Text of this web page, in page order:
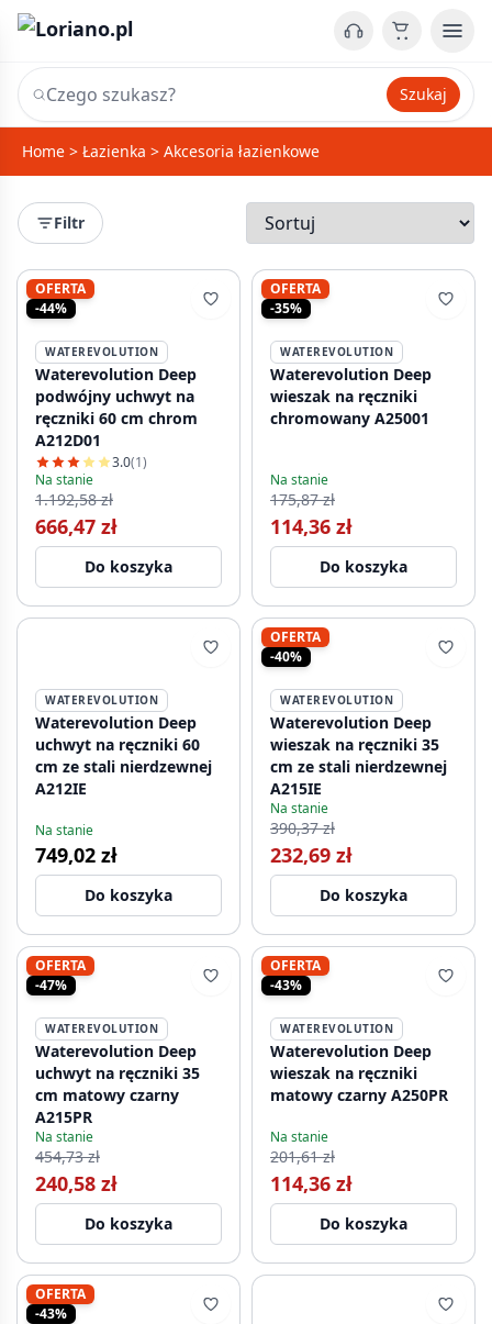
Szukaj
Home > Łazienka > Akcesoria łazienkowe
Filtr
OFERTA
-44%
WATEREVOLUTION
Waterevolution Deep
podwójny uchwyt na
ręczniki 60 cm chrom
A212D01
3.0(1)
Na stanie
1.192,58 zł
666,47 zł
Do koszyka
OFERTA
-35%
WATEREVOLUTION
Waterevolution Deep
wieszak na ręczniki
chromowany A25001
Na stanie
175,87 zł
114,36 zł
Do koszyka
WATEREVOLUTION
Waterevolution Deep
uchwyt na ręczniki 60
cm ze stali nierdzewnej
A212IE
Na stanie
749,02 zł
Do koszyka
OFERTA
-40%
WATEREVOLUTION
Waterevolution Deep
wieszak na ręczniki 35
cm ze stali nierdzewnej
A215IE
Na stanie
390,37 zł
232,69 zł
Do koszyka
OFERTA
-47%
WATEREVOLUTION
Waterevolution Deep
uchwyt na ręczniki 35
cm matowy czarny
A215PR
Na stanie
454,73 zł
240,58 zł
Do koszyka
OFERTA
-43%
WATEREVOLUTION
Waterevolution Deep
wieszak na ręczniki
matowy czarny A250PR
Na stanie
201,61 zł
114,36 zł
Do koszyka
OFERTA
-43%